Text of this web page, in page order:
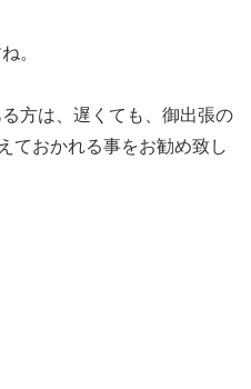
。
方は、遅くても、御出張の
ておかれる事をお勧め致し